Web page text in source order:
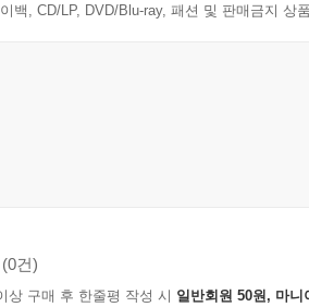
백, CD/LP, DVD/Blu-ray, 패션 및 판매금지 상
(0건)
상 구매 후 한줄평 작성 시 일반회원 50원, 마니